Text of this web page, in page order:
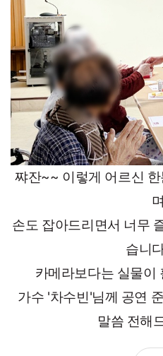
쨔잔~~ 이렇게 어르신
며
손도 잡아드리면서 너무
습니
카메라보다는 실물
가수 '차수빈'님께 공연
말씀 전해